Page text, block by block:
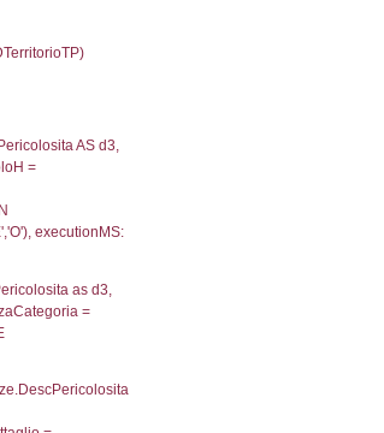
INNER JOIN
executionMS:
ON